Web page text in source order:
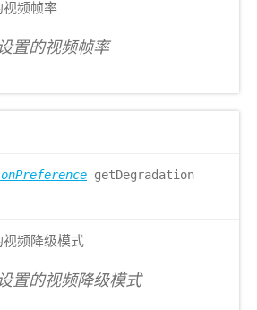
视频帧率
置的视频帧率
getDegradation
频降级模式
置的视频降级模式